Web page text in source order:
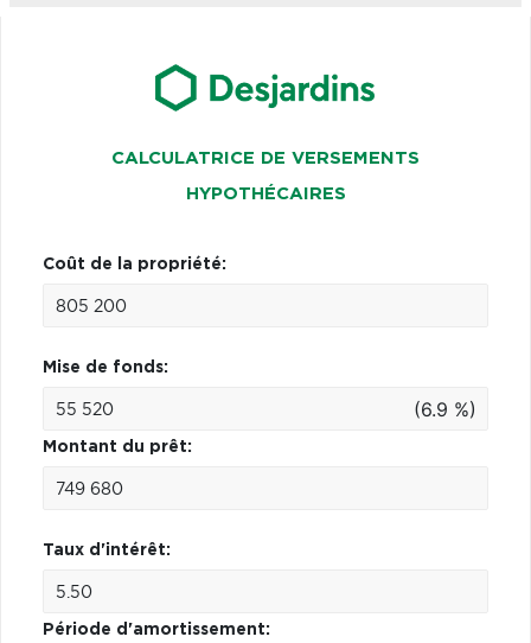
CALCULATRICE DE VERSEMENTS
HYPOTHÉCAIRES
Coût de la propriété:
Mise de fonds:
(6.9 %)
Montant du prêt:
Taux d'intérêt:
Période d'amortissement: